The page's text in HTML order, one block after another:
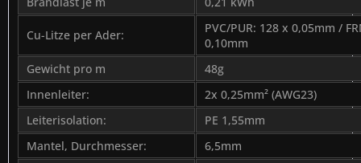
Cu-Litze per Ader:
PVC/PUR: 128 x 0,05mm /
0,10mm
Gewicht pro m
48g
Innenleiter:
2x 0,25mm² (AWG23)
Leiterisolation:
PE 1,55mm
Mantel, Durchmesser:
6,5mm